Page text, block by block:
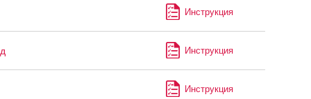
Инструкция
Инструкция
Инструкция